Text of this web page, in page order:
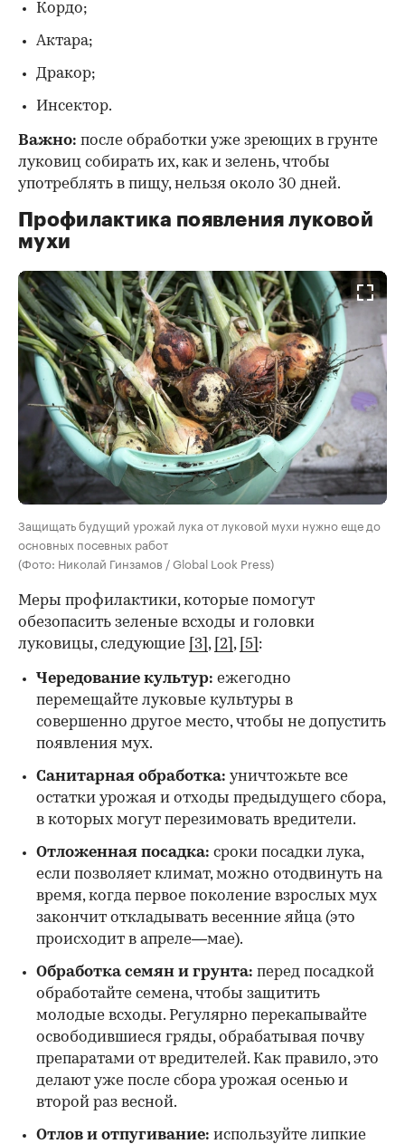
Кордо;
Актара;
Дракор;
Инсектор.
Важно: после обработки уже зреющих в грунте
луковиц собирать их, как и зелень, чтобы
употреблять в пищу, нельзя около 30 дней.
Профилактика появления луковой
мухи
Защищать будущий урожай лука от луковой мухи нужно еще до
основных посевных работ
(Фото: Николай Гинзамов / Global Look Press)
Меры профилактики, которые помогут
обезопасить зеленые всходы и головки
луковицы, следующие
[3] , [2] , [5] :
Чередование культур: ежегодно
перемещайте луковые культуры в
совершенно другое место, чтобы не допустить
появления мух.
Санитарная обработка: уничтожьте все
остатки урожая и отходы предыдущего сбора,
в которых могут перезимовать вредители.
Отложенная посадка: сроки посадки лука,
если позволяет климат, можно отодвинуть на
время, когда первое поколение взрослых мух
закончит откладывать весенние яйца (это
происходит в апреле—мае).
Обработка семян и грунта: перед посадкой
обработайте семена, чтобы защитить
молодые всходы. Регулярно перекапывайте
освободившиеся гряды, обрабатывая почву
препаратами от вредителей. Как правило, это
делают уже после сбора урожая осенью и
второй раз весной.
Отлов и отпугивание: используйте липкие